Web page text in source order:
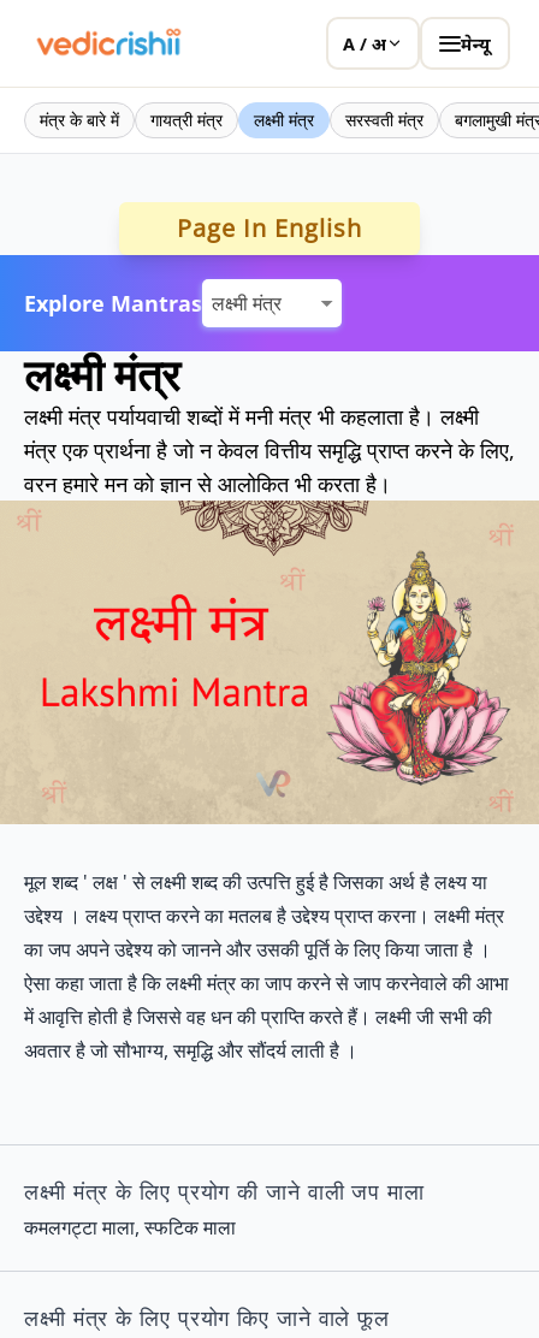
A / अ मेन्यू
मंत्र के बारे में गायत्री मंत्र लक्ष्मी मंत्र सरस्वती मंत्र बगलामुखी
Page In English
Explore Mantras
लक्ष्मी मंत्र
लक्ष्मी मंत्र पर्यायवाची शब्दों में मनी मंत्र भी कहलाता है। लक्ष्मी
मंत्र एक प्रार्थना है जो न केवल वित्तीय समृद्धि प्राप्त करने के लिए,
वरन हमारे मन को ज्ञान से आलोकित भी करता है।
मूल शब्द ' लक्ष ' से लक्ष्मी शब्द की उत्पत्ति हुई है जिसका अर्थ है लक्ष्य या
उद्देश्य । लक्ष्य प्राप्त करने का मतलब है उद्देश्य प्राप्त करना। लक्ष्मी मंत्र
का जप अपने उद्देश्य को जानने और उसकी पूर्ति के लिए किया जाता है ।
ऐसा कहा जाता है कि लक्ष्मी मंत्र का जाप करने से जाप करनेवाले की आभा
में आवृत्ति होती है जिससे वह धन की प्राप्ति करते हैं। लक्ष्मी जी सभी की
अवतार है जो सौभाग्य, समृद्धि और सौंदर्य लाती है ।
लक्ष्मी मंत्र के लिए प्रयोग की जाने वाली जप माला
कमलगट्टा माला,स्फटिक माला
लक्ष्मी मंत्र के लिए प्रयोग किए जाने वाले फूल